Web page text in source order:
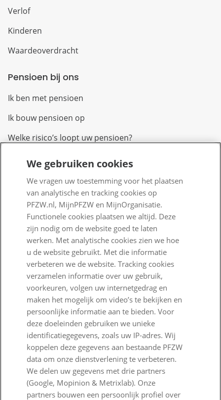
Verlof
Kinderen
Waardeoverdracht
Pensioen bij ons
Ik ben met pensioen
Ik bouw pensioen op
Welke risico’s loopt uw pensioen?
Over PFZW
Wij zijn PFZW
Beleggen voor een goed pensioen
Nieuwe regels voor pensioen
Zo staan we ervoor
Nieuws
Voor de pers
PFZW Dichtbij
Werken bij PFZW
Responsible disclosure
Digitale toegankelijkheid
Goed Bezig
We gebruiken cookies
We vragen uw toestemming voor het plaatsen
van analytische en tracking cookies op
PFZW.nl, MijnPFZW en MijnOrganisatie.
Functionele cookies plaatsen we altijd. Deze
zijn nodig om de website goed te laten
werken. Met analytische cookies zien we hoe
u de website gebruikt. Met die informatie
verbeteren we de website. Tracking cookies
verzamelen informatie over uw gebruik,
voorkeuren, volgen uw internetgedrag en
maken het mogelijk om video’s te bekijken en
persoonlijke informatie aan te bieden. Voor
deze doeleinden gebruiken we unieke
identificatiegegevens, zoals uw IP-adres. Wij
koppelen deze gegevens aan bestaande PFZW
data om onze dienstverlening te verbeteren.
We delen uw gegevens met drie partners
(Google, Mopinion & Metrixlab). Onze
partners bouwen een persoonlijk profiel over